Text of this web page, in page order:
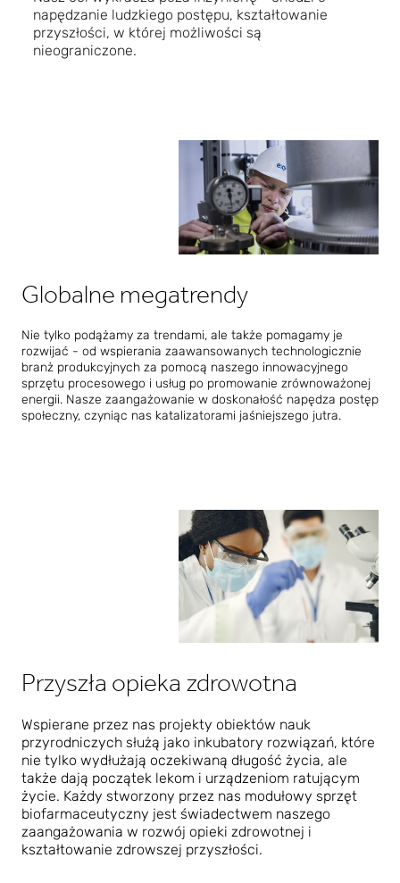
napędzanie ludzkiego postępu, kształtowanie
przyszłości, w której możliwości są
nieograniczone.
Globalne megatrendy
Nie tylko podążamy za trendami, ale także pomagamy je
rozwijać - od wspierania zaawansowanych technologicznie
branż produkcyjnych za pomocą naszego innowacyjnego
sprzętu procesowego i usług po promowanie zrównoważonej
energii. Nasze zaangażowanie w doskonałość napędza postęp
społeczny, czyniąc nas katalizatorami jaśniejszego jutra.
Przyszła opieka zdrowotna
Wspierane przez nas projekty obiektów nauk
przyrodniczych służą jako inkubatory rozwiązań, które
nie tylko wydłużają oczekiwaną długość życia, ale
także dają początek lekom i urządzeniom ratującym
życie. Każdy stworzony przez nas modułowy sprzęt
biofarmaceutyczny jest świadectwem naszego
zaangażowania w rozwój opieki zdrowotnej i
kształtowanie zdrowszej przyszłości.